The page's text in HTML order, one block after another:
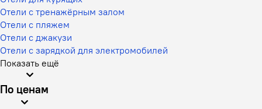
Отели с тренажёрным залом
Отели с пляжем
Отели с джакузи
Отели с зарядкой для электромобилей
Показать ещё
По ценам